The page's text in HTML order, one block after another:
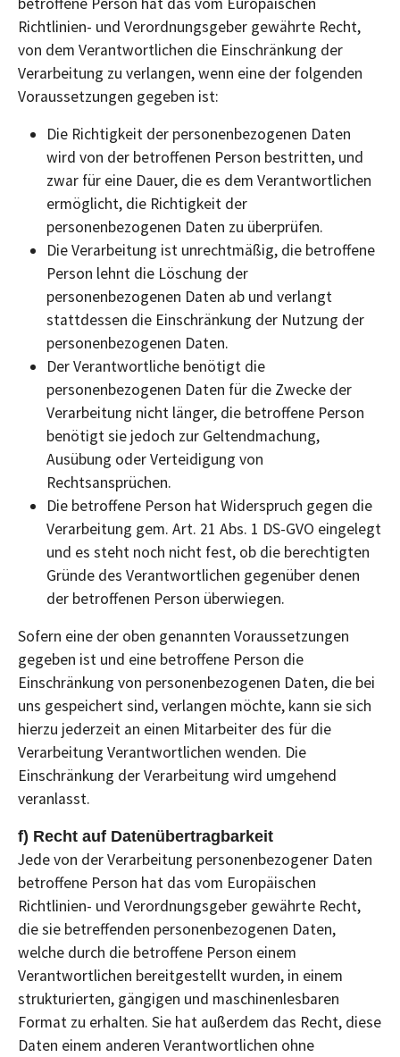
Richtlinien- und Verordnungsgeber gewährte Recht,
von dem Verantwortlichen die Einschränkung der
Verarbeitung zu verlangen, wenn eine der folgenden
Voraussetzungen gegeben ist:
Die Richtigkeit der personenbezogenen Daten
wird von der betroffenen Person bestritten, und
zwar für eine Dauer, die es dem Verantwortlichen
ermöglicht, die Richtigkeit der
personenbezogenen Daten zu überprüfen.
Die Verarbeitung ist unrechtmäßig, die betroffene
Person lehnt die Löschung der
personenbezogenen Daten ab und verlangt
stattdessen die Einschränkung der Nutzung der
personenbezogenen Daten.
Der Verantwortliche benötigt die
personenbezogenen Daten für die Zwecke der
Verarbeitung nicht länger, die betroffene Person
benötigt sie jedoch zur Geltendmachung,
Ausübung oder Verteidigung von
Rechtsansprüchen.
Die betroffene Person hat Widerspruch gegen die
Verarbeitung gem. Art. 21 Abs. 1 DS-GVO eingelegt
und es steht noch nicht fest, ob die berechtigten
Gründe des Verantwortlichen gegenüber denen
der betroffenen Person überwiegen.
Sofern eine der oben genannten Voraussetzungen
gegeben ist und eine betroffene Person die
Einschränkung von personenbezogenen Daten, die bei
uns gespeichert sind, verlangen möchte, kann sie sich
hierzu jederzeit an einen Mitarbeiter des für die
Verarbeitung Verantwortlichen wenden. Die
Einschränkung der Verarbeitung wird umgehend
veranlasst.
f) Recht auf Datenübertragbarkeit
Jede von der Verarbeitung personenbezogener Daten
betroffene Person hat das vom Europäischen
Richtlinien- und Verordnungsgeber gewährte Recht,
die sie betreffenden personenbezogenen Daten,
welche durch die betroffene Person einem
Verantwortlichen bereitgestellt wurden, in einem
strukturierten, gängigen und maschinenlesbaren
Format zu erhalten. Sie hat außerdem das Recht, diese
Daten einem anderen Verantwortlichen ohne